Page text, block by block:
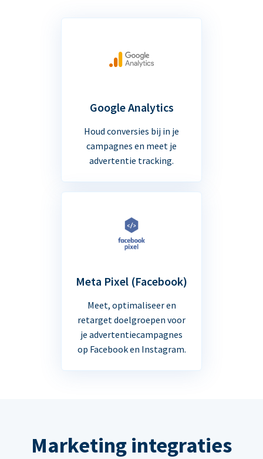
Google Analytics
Houd conversies bij in je
campagnes en meet je
advertentie tracking.
Meta Pixel (Facebook)
Meet, optimaliseer en
retarget doelgroepen voor
je advertentiecampagnes
op Facebook en Instagram.
Marketing integraties